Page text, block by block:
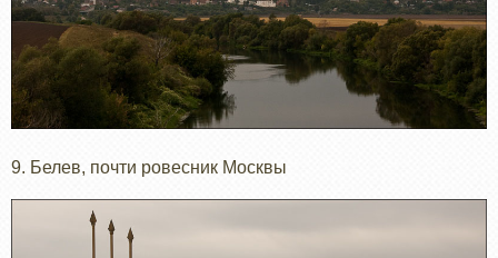
9. Белев, почти ровесник Москвы